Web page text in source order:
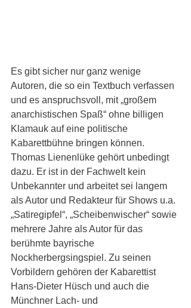
Es gibt sicher nur ganz wenige
Autoren, die so ein Textbuch verfassen
und es anspruchsvoll, mit „großem
anarchistischen Spaß“ ohne billigen
Klamauk auf eine politische
Kabarettbühne bringen können.
Thomas Lienenlüke gehört unbedingt
dazu. Er ist in der Fachwelt kein
Unbekannter und arbeitet sei langem
als Autor und Redakteur für Shows u.a.
„Satiregipfel“, „Scheibenwischer“ sowie
mehrere Jahre als Autor für das
berühmte bayrische
Nockherbergsingspiel. Zu seinen
Vorbildern gehören der Kabarettist
Hans-Dieter Hüsch und auch die
Münchner Lach- und